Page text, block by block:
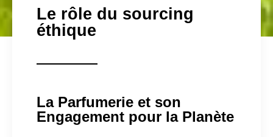
Le rôle du sourcing
éthique
La Parfumerie et son
Engagement pour la Planète